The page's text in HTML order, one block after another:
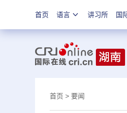
首页 语言 讲习所 国
首页 > 要闻